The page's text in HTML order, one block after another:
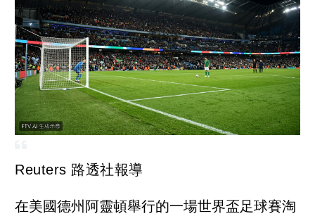
Reuters 路透社報導
在美國德州阿靈頓舉行的一場世界盃足球賽淘